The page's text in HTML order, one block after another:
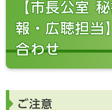
【市長公室
報・広聴担当
合わせ
ご注意